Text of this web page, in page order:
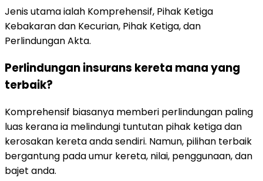
Jenis utama ialah Komprehensif, Pihak Ketiga
Kebakaran dan Kecurian, Pihak Ketiga, dan
Perlindungan Akta.
Perlindungan insurans kereta mana yang
terbaik?
Komprehensif biasanya memberi perlindungan paling
luas kerana ia melindungi tuntutan pihak ketiga dan
kerosakan kereta anda sendiri. Namun, pilihan terbaik
bergantung pada umur kereta, nilai, penggunaan, dan
bajet anda.